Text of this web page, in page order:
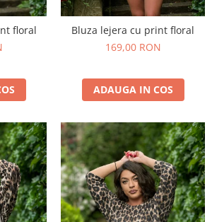
floral
Bluza lejera cu print floral
169,00 RON
ADAUGA IN COS